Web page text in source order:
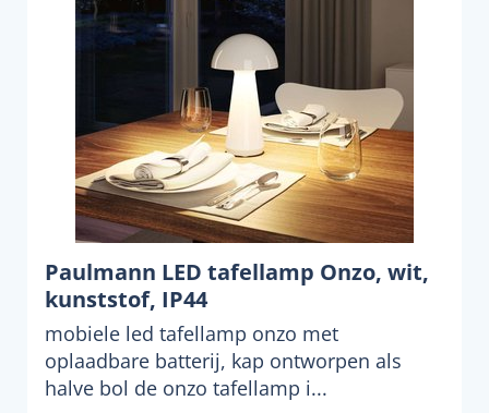
Paulmann LED tafellamp Onzo, wit,
kunststof, IP44
mobiele led tafellamp onzo met
oplaadbare batterij, kap ontworpen als
halve bol de onzo tafellamp i...